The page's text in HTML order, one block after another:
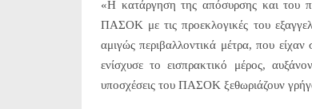
«Η κατάργηση της απόσυρσης και του
ΠΑΣΟΚ με τις προεκλογικές του
αμιγώς περιβαλλοντικά μέτρα, που
ενίσχυσε το εισπρακτικό μέρος,
υποσχέσεις του ΠΑΣΟΚ ξεθωριάζουν